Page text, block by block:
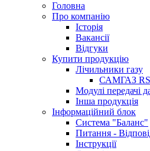
Головна
Про компанію
Історія
Вакансії
Відгуки
Купити продукцію
Лічильники газу
САМГАЗ
Модулі передачі
Інша продукція
Інформаційний блок
Система "Баланс"
Питання -
Інструкції